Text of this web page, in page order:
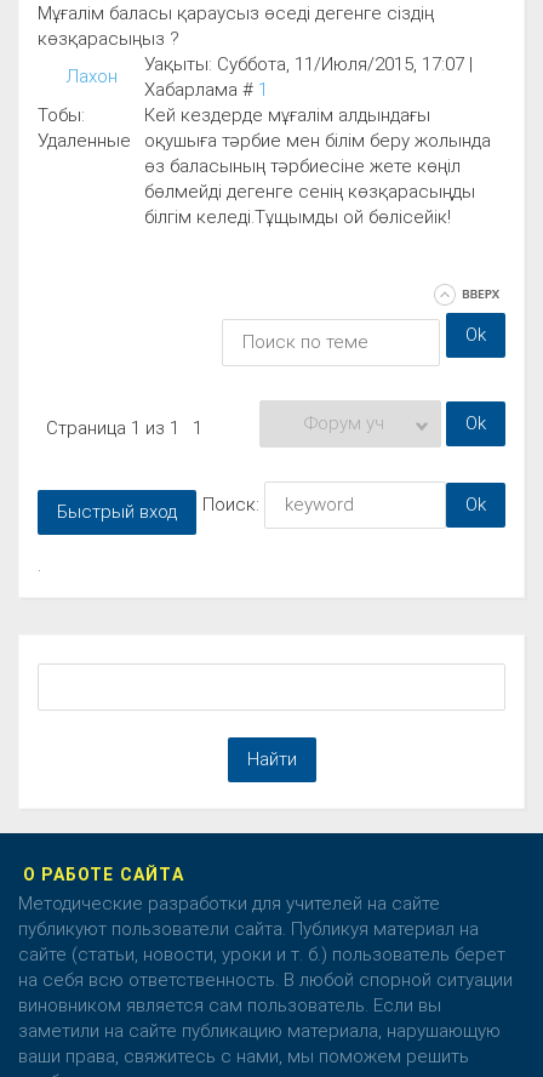
Мұғалім баласы қараусыз өседі дегенге сіздің
көзқарасыңыз ?
Лахон
Уақыты: Суббота, 11/Июля/2015, 17:07 |
Хабарлама # 1
Тобы:
Удаленные
Кей кездерде мұғалім алдындағы
оқушыға тәрбие мен білім беру жолында
өз баласының тәрбиесіне жете көңіл
бөлмейді дегенге сенің көзқарасыңды
білгім келеді.Тұщымды ой бөлісейік!
Страница 1 из 1 1
Поиск:
.
О РАБОТЕ САЙТА
Методические разработки для учителей на сайте
публикуют пользователи сайта. Публикуя материал на
сайте (статьи, новости, уроки и т. б.) пользователь берет
на себя всю ответственность. В любой спорной ситуации
виновником является сам пользователь. Если вы
заметили на сайте публикацию материала, нарушающую
ваши права, свяжитесь с нами, мы поможем решить